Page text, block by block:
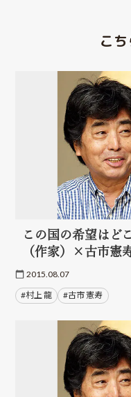
こ
この国の希望は
（作家）×古市憲
2015.08.07
#村上 龍 #古市 憲寿